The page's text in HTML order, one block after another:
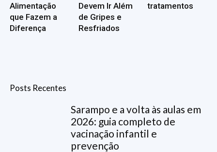
Alimentação
que Fazem a
Diferença
Devem Ir Além
de Gripes e
Resfriados
tratamentos
Posts Recentes
Sarampo e a volta às aulas em
2026: guia completo de
vacinação infantil e
prevenção